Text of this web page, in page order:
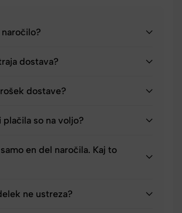
dostava?
dostave?
plačila so na voljo?
en del naročila. Kaj to
ne ustreza?